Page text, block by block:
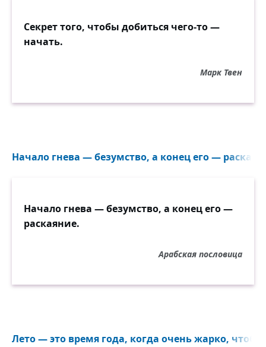
Секрет того, чтобы добиться чего-то —
начать.
Марк Твен
Начало гнева — безумство, а конец его —
Начало гнева — безумство, а конец его —
раскаяние.
Арабская пословица
Лето — это время года, когда очень жарко,